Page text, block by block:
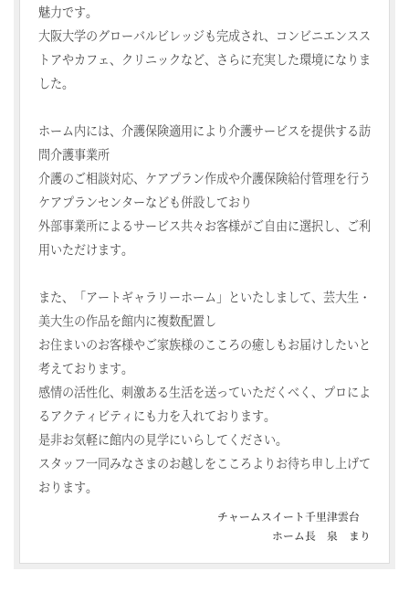
魅力です。
大阪大学のグローバルビレッジも完成され、コンビニエンスス
トアやカフェ、クリニックなど、さらに充実した環境になりま
した。
ホーム内には、介護保険適用により介護サービスを提供する訪
問介護事業所
介護のご相談対応、ケアプラン作成や介護保険給付管理を行う
ケアプランセンターなども併設しており
外部事業所によるサービス共々お客様がご自由に選択し、ご利
用いただけます。
また、「アートギャラリーホーム」といたしまして、芸大生・
美大生の作品を館内に複数配置し
お住まいのお客様やご家族様のこころの癒しもお届けしたいと
考えております。
感情の活性化、刺激ある生活を送っていただくべく、プロによ
るアクティビティにも力を入れております。
是非お気軽に館内の見学にいらしてください。
スタッフ一同みなさまのお越しをこころよりお待ち申し上げて
おります。
チャームスイート千里津雲台
ホーム長 泉 まり